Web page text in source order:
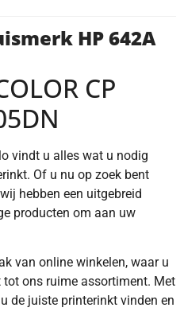
HP 642A
CP
vindt u alles wat u nodig
Of u nu op zoek bent
hebben een uitgebreid
producten om aan uw
van online winkelen, waar u
ons ruime assortiment. Met
de juiste printerinkt vinden en